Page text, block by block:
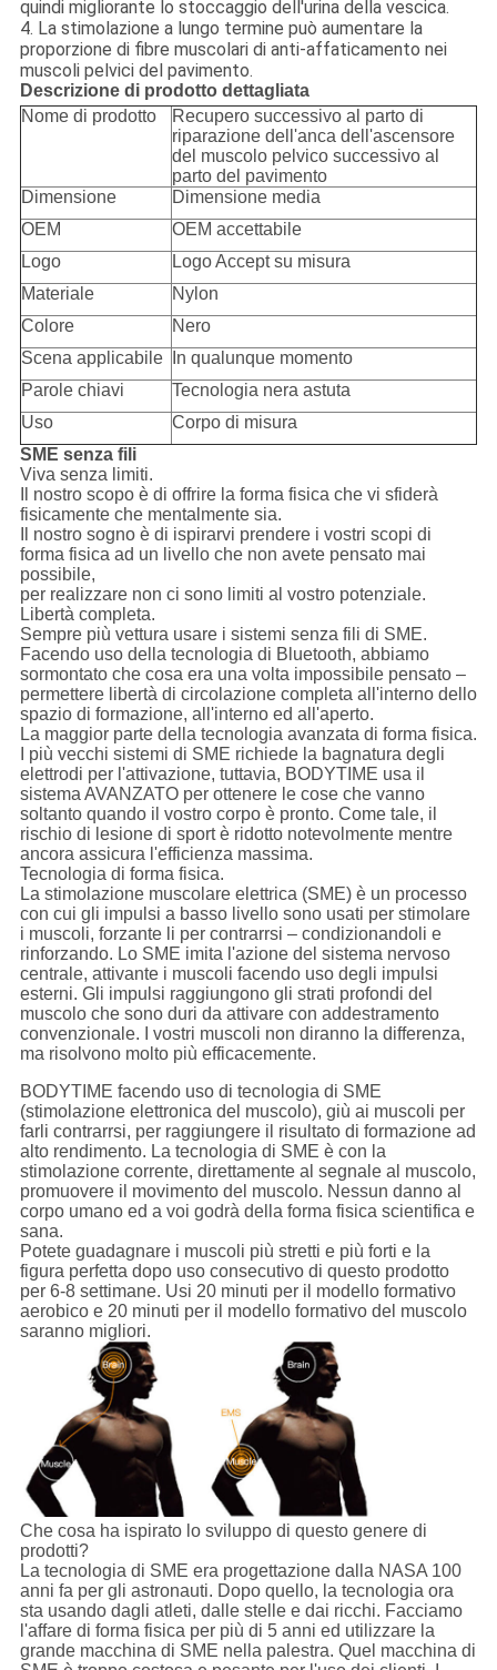
quindi migliorante lo stoccaggio dell'urina della vescica.
4. La stimolazione a lungo termine può aumentare la
proporzione di fibre muscolari di anti-affaticamento nei
muscoli pelvici del pavimento.
Descrizione di prodotto dettagliata
Nome di prodotto
Recupero successivo al parto di
riparazione dell'anca dell'ascensore
del muscolo pelvico successivo al
parto del pavimento
Dimensione
Dimensione media
OEM
OEM accettabile
Logo
Logo Accept su misura
Materiale
Nylon
Colore
Nero
Scena applicabile
In qualunque momento
Parole chiavi
Tecnologia nera astuta
Uso
Corpo di misura
SME senza fili
Viva senza limiti.
Il nostro scopo è di offrire la forma fisica che vi sfiderà
fisicamente che mentalmente sia.
Il nostro sogno è di ispirarvi prendere i vostri scopi di
forma fisica ad un livello che non avete pensato mai
possibile,
per realizzare non ci sono limiti al vostro potenziale.
Libertà completa.
Sempre più vettura usare i sistemi senza fili di SME.
Facendo uso della tecnologia di Bluetooth, abbiamo
sormontato che cosa era una volta impossibile pensato –
permettere libertà di circolazione completa all'interno dello
spazio di formazione, all'interno ed all'aperto.
La maggior parte della tecnologia avanzata di forma fisica.
I più vecchi sistemi di SME richiede la bagnatura degli
elettrodi per l'attivazione, tuttavia, BODYTIME usa il
sistema AVANZATO per ottenere le cose che vanno
soltanto quando il vostro corpo è pronto. Come tale, il
rischio di lesione di sport è ridotto notevolmente mentre
ancora assicura l'efficienza massima.
Tecnologia di forma fisica.
La stimolazione muscolare elettrica (SME) è un processo
con cui gli impulsi a basso livello sono usati per stimolare
i muscoli, forzante li per contrarrsi – condizionandoli e
rinforzando. Lo SME imita l'azione del sistema nervoso
centrale, attivante i muscoli facendo uso degli impulsi
esterni. Gli impulsi raggiungono gli strati profondi del
muscolo che sono duri da attivare con addestramento
convenzionale. I vostri muscoli non diranno la differenza,
ma risolvono molto più efficacemente.
BODYTIME facendo uso di tecnologia di SME
(stimolazione elettronica del muscolo), giù ai muscoli per
farli contrarrsi, per raggiungere il risultato di formazione ad
alto rendimento. La tecnologia di SME è con la
stimolazione corrente, direttamente al segnale al muscolo,
promuovere il movimento del muscolo. Nessun danno al
corpo umano ed a voi godrà della forma fisica scientifica e
sana.
Potete guadagnare i muscoli più stretti e più forti e la
figura perfetta dopo uso consecutivo di questo prodotto
per 6-8 settimane. Usi 20 minuti per il modello formativo
aerobico e 20 minuti per il modello formativo del muscolo
saranno migliori.
Che cosa ha ispirato lo sviluppo di questo genere di
prodotti?
La tecnologia di SME era progettazione dalla NASA 100
anni fa per gli astronauti. Dopo quello, la tecnologia ora
sta usando dagli atleti, dalle stelle e dai ricchi. Facciamo
l'affare di forma fisica per più di 5 anni ed utilizzare la
grande macchina di SME nella palestra. Quel macchina di